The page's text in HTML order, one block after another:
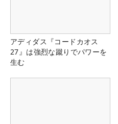
アディダス『コードカオス
27』は強烈な蹴りでパワーを
生む